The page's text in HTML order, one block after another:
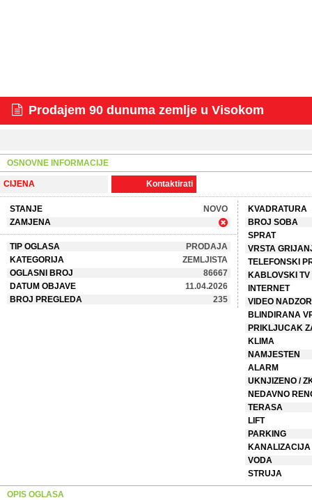
Prodajem 90 dunuma zemlje u Visokom
OSNOVNE INFORMACIJE
CIJENA Kontaktirati
STANJE
NOVO
ZAMJENA
TIP OGLASA
PRODAJA
KATEGORIJA
ZEMLJISTA
OGLASNI BROJ
86667
DATUM OBJAVE
11.04.2026
BROJ PREGLEDA
235
KVADRATURA
BROJ SOBA
SPRAT
VRSTA
TELEFONSKI
KABLOVSKI TV
INTERNET
VIDEO NADZOR
BLINDIRANA
PRIKLJUCAK
KLIMA
NAMJESTEN
ALARM
UKNJIZENO /
NEDAVNO
TERASA
LIFT
PARKING
KANALIZACIJA
VODA
STRUJA
OPIS OGLASA